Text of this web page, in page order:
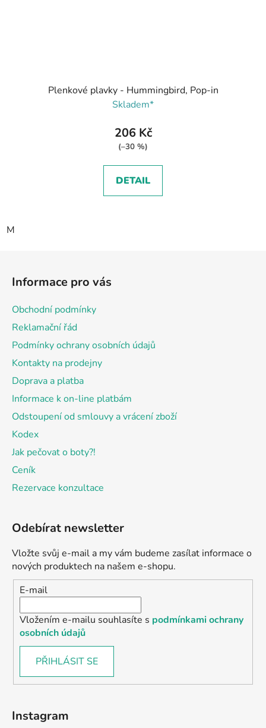
Plenkové plavky - Hummingbird, Pop-in
Skladem*
206 Kč
(–30 %)
DETAIL
M
Informace pro vás
Obchodní podmínky
Reklamační řád
Podmínky ochrany osobních údajů
Kontakty na prodejny
Doprava a platba
Informace k on-line platbám
Odstoupení od smlouvy a vrácení zboží
Kodex
Jak pečovat o boty?!
Ceník
Rezervace konzultace
Odebírat newsletter
Vložte svůj e-mail a my vám budeme zasílat informace o
nových produktech na našem e-shopu.
E-mail
Vložením e-mailu souhlasíte s podmínkami ochrany
osobních údajů
PŘIHLÁSIT SE
Instagram